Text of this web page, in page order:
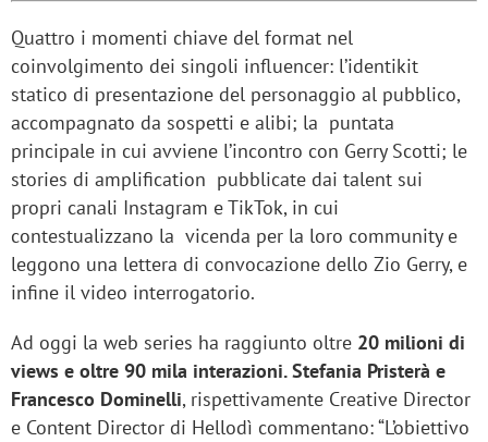
Quattro i momenti chiave del format nel
coinvolgimento dei singoli influencer: l’identikit
statico di presentazione del personaggio al pubblico,
accompagnato da sospetti e alibi; la puntata
principale in cui avviene l’incontro con Gerry Scotti; le
stories di amplification pubblicate dai talent sui
propri canali Instagram e TikTok, in cui
contestualizzano la vicenda per la loro community e
leggono una lettera di convocazione dello Zio Gerry, e
infine il video interrogatorio.
Ad oggi la web series ha raggiunto oltre 20 milioni di
views e oltre 90 mila interazioni. Stefania Pristerà e
Francesco Dominelli, rispettivamente Creative Director
e Content Director di Hellodì commentano: “L’obiettivo